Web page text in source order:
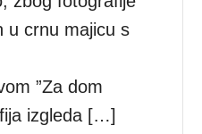
u crnu majicu s
”Za dom
izgleda […]